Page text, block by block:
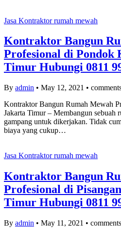
Jasa Kontraktor rumah mewah
Kontraktor Bangun
Profesional di Pondok
Timur Hubungi 0811
By admin • May 12, 2021 •
Kontraktor Bangun Rumah Mewah
Jakarta Timur – Membangun sebuah
gampang untuk dikerjakan. Tidak
biaya yang cukup…
Jasa Kontraktor rumah mewah
Kontraktor Bangun
Profesional di
Timur Hubungi 0811
By admin • May 11, 2021 •